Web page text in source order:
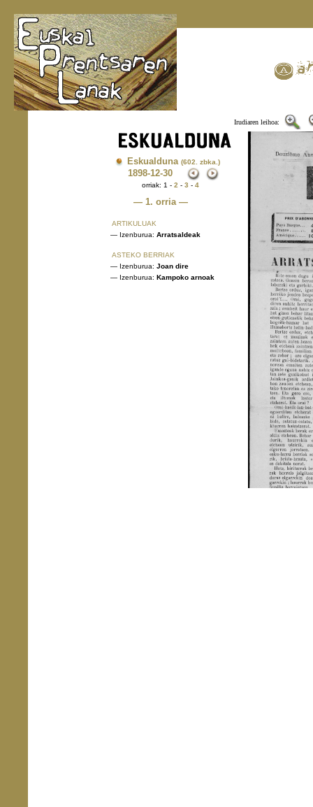
Irudiaren leihoa:
Eskualduna (602. zbka.)
1898-12-30
orriak: 1 - 2 - 3 - 4
— 1. orria —
ARTIKULUAK
— Izenburua: Arratsaldeak
ASTEKO BERRIAK
— Izenburua: Joan dire
— Izenburua: Kampoko arnoak